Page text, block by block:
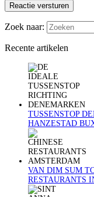
Reactie versturen
Zoek naar:
Recente artikelen
TUSSENSTOP
HANZESTAD
VAN DIM SUM
RESTAURANTS